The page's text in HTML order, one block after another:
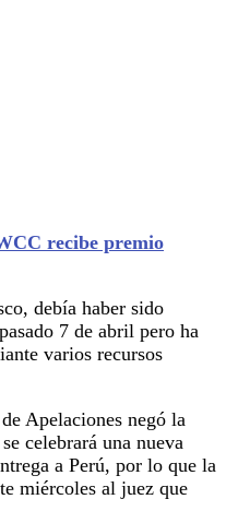
recibe premio
debía haber sido
7 de abril pero ha
varios recursos
Apelaciones negó la
celebrará una nueva
a Perú, por lo que la
miércoles al juez que